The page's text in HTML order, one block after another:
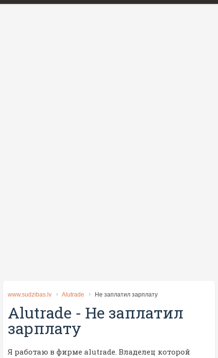
www.sudzibas.lv Alutrade Не заплатил зарплату
Alutrade - Не заплатил
зарплату
Я работаю в фирме alutrade. Владелец которой